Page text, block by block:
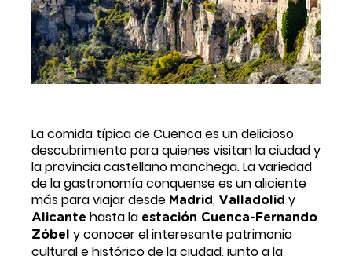
La comida típica de Cuenca es un delicioso
descubrimiento para quienes visitan la ciudad y
la provincia castellano manchega. La variedad
de la gastronomía conquense es un aliciente
más para viajar desde Madrid, Valladolid
Alicante hasta la estación Cuenca-Fernando
Zóbel
y conocer el interesante patrimonio
cultural e histórico de la ciudad, junto a la